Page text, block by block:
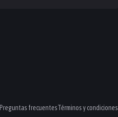
Preguntas frecuentesTérminos y condiciones